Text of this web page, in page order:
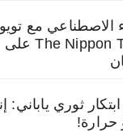
الاصطناعي مع
على
ابتكار ثوري ياباني: